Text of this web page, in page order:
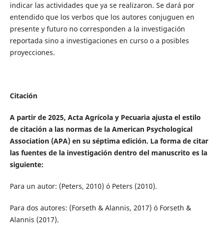
indicar las actividades que ya se realizaron. Se dará por
entendido que los verbos que los autores conjuguen en
presente y futuro no corresponden a la investigación
reportada sino a investigaciones en curso o a posibles
proyecciones.
Citación
A partir de 2025, Acta Agrícola y Pecuaria ajusta el estilo
de citación a las normas de la American Psychological
Association (APA) en su séptima edición. La forma de citar
las fuentes de la investigación dentro del manuscrito es la
siguiente:
Para un autor: (Peters, 2010) ó Peters (2010).
Para dos autores: (Forseth & Alannis, 2017) ó Forseth &
Alannis (2017).